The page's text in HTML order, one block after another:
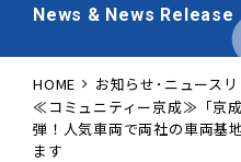
News & News Release
HOME
お知らせ･ニュースリ
≪コミュニティー京成≫「京
弾！人気車両で両社の車両基
ます